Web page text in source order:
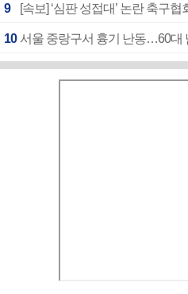
9
10 서울 중랑구서 흉기 난동…60대